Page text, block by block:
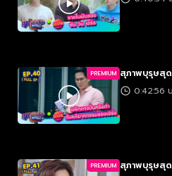
PREMIUM สุภาพบุรุษสุ
0:42:56
PREMIUM สุภาพบุรุษสุ